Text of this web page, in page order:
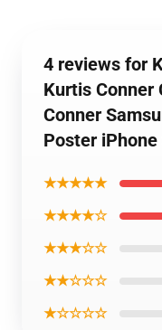
4 reviews for
Kurtis Conner
Conner
Poster
★★★★★
★★★★☆
★★★☆☆
★★☆☆☆
★☆☆☆☆